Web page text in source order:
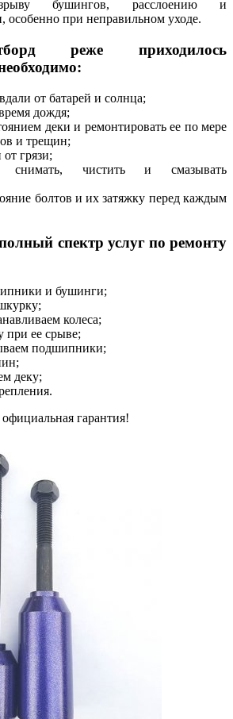
бушингов, расслоению и
особенно при неправильном уходе.
реже приходилось
от батарей и солнца;
дождя;
деки и ремонтировать ее по мере
и трещин;
грязи;
снимать, чистить и смазывать
болтов и их затяжку перед каждым
спектр услуг по ремонту
и бушинги;
колеса;
при ее срыве;
подшипники;
деку;
гарантия!